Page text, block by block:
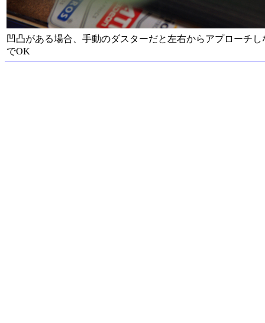
凹凸がある場合、手動のダスターだと左右からアプローチ
でOK